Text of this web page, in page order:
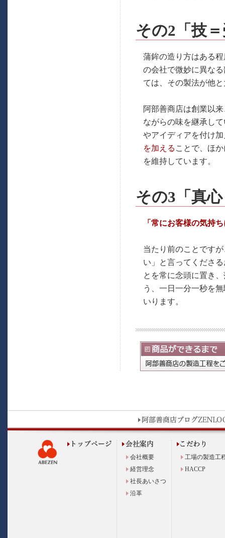
その2「技
蒲鉾の造り方はある
の会社で微妙に異な
ては、その製法が他
阿部善商店は創業以
ながらの味を継承し
やアイディアを付け
を加える ことで、ほ
を維持しています。
その3「真
「常にお客様の気持
当たり前のことです
い」と言ってくださ
とを常に念頭に置き
う、一日一分一秒を
いります。
会社概要
経営理念
社長あいさつ
沿革
工場の製造工
HACCP